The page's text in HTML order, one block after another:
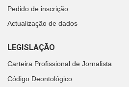
Pedido de inscrição
Actualização de dados
LEGISLAÇÃO
Carteira Profissional de Jornalista
Código Deontológico